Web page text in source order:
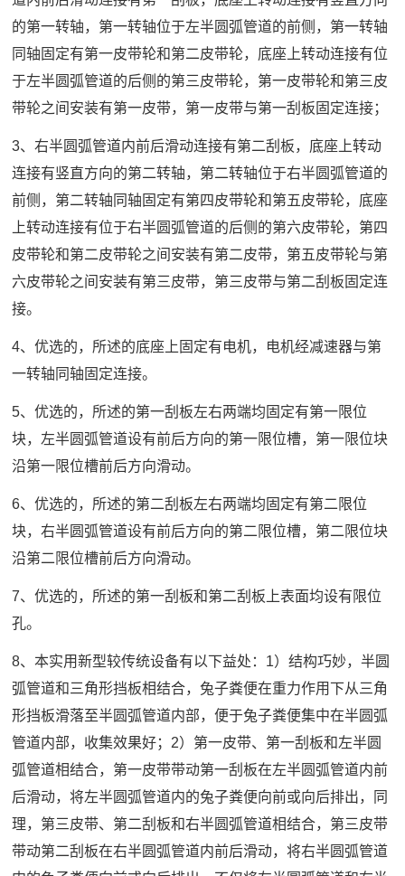
的第一转轴，第一转轴位于左半圆弧管道的前侧，第一转轴
同轴固定有第一皮带轮和第二皮带轮，底座上转动连接有位
于左半圆弧管道的后侧的第三皮带轮，第一皮带轮和第三皮
带轮之间安装有第一皮带，第一皮带与第一刮板固定连接；
3、右半圆弧管道内前后滑动连接有第二刮板，底座上转动
连接有竖直方向的第二转轴，第二转轴位于右半圆弧管道的
前侧，第二转轴同轴固定有第四皮带轮和第五皮带轮，底座
上转动连接有位于右半圆弧管道的后侧的第六皮带轮，第四
皮带轮和第二皮带轮之间安装有第二皮带，第五皮带轮与第
六皮带轮之间安装有第三皮带，第三皮带与第二刮板固定连
接。
4、优选的，所述的底座上固定有电机，电机经减速器与第
一转轴同轴固定连接。
5、优选的，所述的第一刮板左右两端均固定有第一限位
块，左半圆弧管道设有前后方向的第一限位槽，第一限位块
沿第一限位槽前后方向滑动。
6、优选的，所述的第二刮板左右两端均固定有第二限位
块，右半圆弧管道设有前后方向的第二限位槽，第二限位块
沿第二限位槽前后方向滑动。
7、优选的，所述的第一刮板和第二刮板上表面均设有限位
孔。
8、本实用新型较传统设备有以下益处：1）结构巧妙，半圆
弧管道和三角形挡板相结合，兔子粪便在重力作用下从三角
形挡板滑落至半圆弧管道内部，便于兔子粪便集中在半圆弧
管道内部，收集效果好；2）第一皮带、第一刮板和左半圆
弧管道相结合，第一皮带带动第一刮板在左半圆弧管道内前
后滑动，将左半圆弧管道内的兔子粪便向前或向后排出，同
理，第三皮带、第二刮板和右半圆弧管道相结合，第三皮带
带动第二刮板在右半圆弧管道内前后滑动，将右半圆弧管道